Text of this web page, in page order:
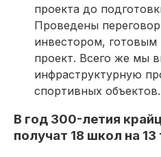
проекта до
Проведены
инвестором, готовым
проект. Всего же мы
инфраструктурную
спортивных объектов.
В год 300-летия
получат 18 школ на